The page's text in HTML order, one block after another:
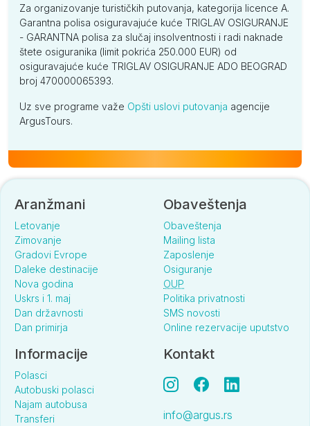
Za organizovanje turističkih putovanja, kategorija licence A.
Garantna polisa osiguravajuće kuće TRIGLAV OSIGURANJE
- GARANTNA polisa za slučaj insolventnosti i radi naknade
štete osiguranika (limit pokrića 250.000 EUR) od
osiguravajuće kuće TRIGLAV OSIGURANJE ADO BEOGRAD
broj 470000065393.
Uz sve programe važe Opšti uslovi putovanja agencije
ArgusTours.
Aranžmani
Letovanje
Zimovanje
Gradovi Evrope
Daleke destinacije
Nova godina
Uskrs i 1. maj
Dan državnosti
Dan primirja
Obaveštenja
Obaveštenja
Mailing lista
Zaposlenje
Osiguranje
OUP
Politika privatnosti
SMS novosti
Online rezervacije uputstvo
Informacije
Polasci
Autobuski polasci
Najam autobusa
Transferi
Kontakt
info@argus.rs